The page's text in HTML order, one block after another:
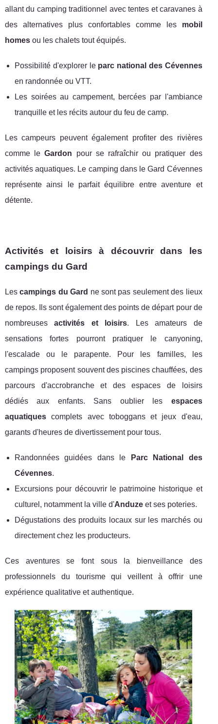
allant du camping traditionnel avec tentes et caravanes à
des alternatives plus confortables comme les mobil
homes ou les chalets tout équipés.
Possibilité d'explorer le parc national des Cévennes
en randonnée ou VTT.
Les soirées au campement, bercées par l'ambiance
tranquille et les récits autour du feu de camp.
Les campeurs peuvent également profiter des rivières
comme leGardon pour se rafraîchir ou pratiquer des
activités aquatiques. Le camping dans le Gard Cévennes
représente ainsi le parfait équilibre entre aventure et
détente.
Activités et loisirs à découvrir dans les
campings du Gard
Lescampings du Gard ne sont pas seulement des lieux
de repos. Ils sont également des points de départ pour de
nombreusesactivités et loisirs. Les amateurs de
sensations fortes pourront pratiquer le canyoning,
l'escalade ou le parapente. Pour les familles, les
campings proposent souvent des piscines chauffées, des
parcours d'accrobranche et des espaces de loisirs
dédiés aux enfants. Sans oublier les espaces
aquatiques complets avec toboggans et jeux d'eau,
garants d'heures de divertissement pour tous.
Randonnées guidées dans le
Parc National des
Cévennes.
Excursions pour découvrir le patrimoine historique et
culturel, notamment la ville d'Anduze et ses poteries.
Dégustations des produits locaux sur les marchés ou
directement chez les producteurs.
Ces aventures se font sous la bienveillance des
professionnels du tourisme qui veillent à offrir une
expérience qualitative et authentique.